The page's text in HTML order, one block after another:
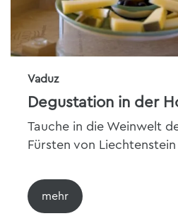
Vaduz
Degustation in der
Tauche in die Weinwelt
Fürsten von Liechtenstein